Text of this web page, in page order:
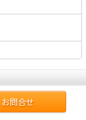
問合せ